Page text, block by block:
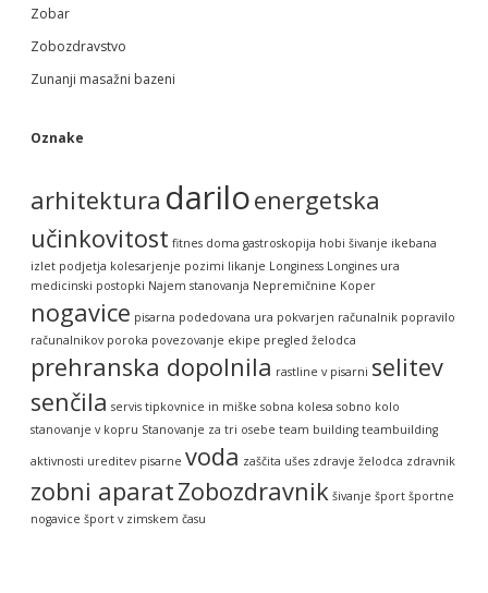
Zobar
Zobozdravstvo
Zunanji masažni bazeni
Oznake
arhitektura dariloenergetska
učinkovitost fitnes doma gastroskopija hobi šivanje ikebana
izlet podjetja kolesarjenje pozimi likanje Longiness Longines ura
medicinski postopki Najem stanovanja Nepremičnine Koper
nogavice pisarna podedovana ura pokvarjen računalnik popravilo
računalnikov poroka povezovanje ekipe pregled želodca
prehranska dopolnila rastline v pisarni selitev
senčila servis tipkovnice in miške sobna kolesa sobno kolo
stanovanje v kopru Stanovanje za tri osebe team building teambuilding
aktivnosti ureditev pisarne voda zaščita ušes zdravje želodca zdravnik
zobni aparatZobozdravnik šivanje šport športne
nogavice šport v zimskem času